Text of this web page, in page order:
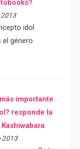
idol
el género
importante
responde la
2013